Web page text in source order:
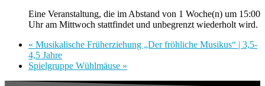
Eine Veranstaltung, die im Abstand von 1 Woche(n) um 15:00
Uhr am Mittwoch stattfindet und unbegrenzt wiederholt wird.
« Musikalische Früherziehung „Der fröhliche Musikus“ | 3,5-
4,5 Jahre
Spielgruppe Wühlmäuse »